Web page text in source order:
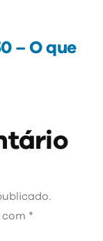
– O que
com *